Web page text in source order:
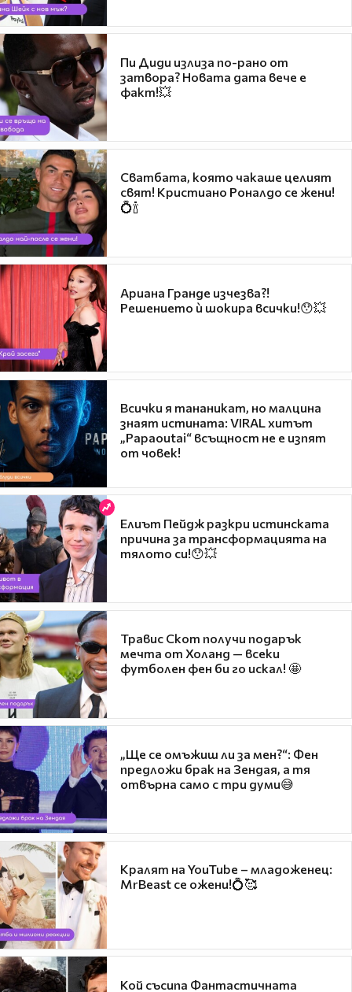
Пи Диди излиза по-рано от
затвора? Новата дата вече е
факт!💥
Сватбата, която чакаше целият
свят! Кристиано Роналдо се жени!
💍🍾
Ариана Гранде изчезва?!
Решението ѝ шокира всички!😯💥
Всички я тананикат, но малцина
знаят истината: VIRAL хитът
„Papaoutai“ всъщност не е изпят
от човек!
Елиът Пейдж разкри истинската
причина за трансформацията на
тялото си!😯💥
Травис Скот получи подарък
мечта от Холанд — всеки
футболен фен би го искал! 🤩
„Ще се омъжиш ли за мен?“: Фен
предложи брак на Зендая, а тя
отвърна само с три думи😅
Кралят на YouTube – младоженец:
MrBeast се ожени!💍🥰
Кой съсипа Фантастичната